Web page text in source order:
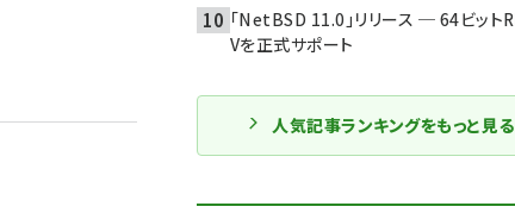
「NetBSD 11.0」リリース ─ 64ビット
Vを正式サポート
人気記事ランキングをもっと見る